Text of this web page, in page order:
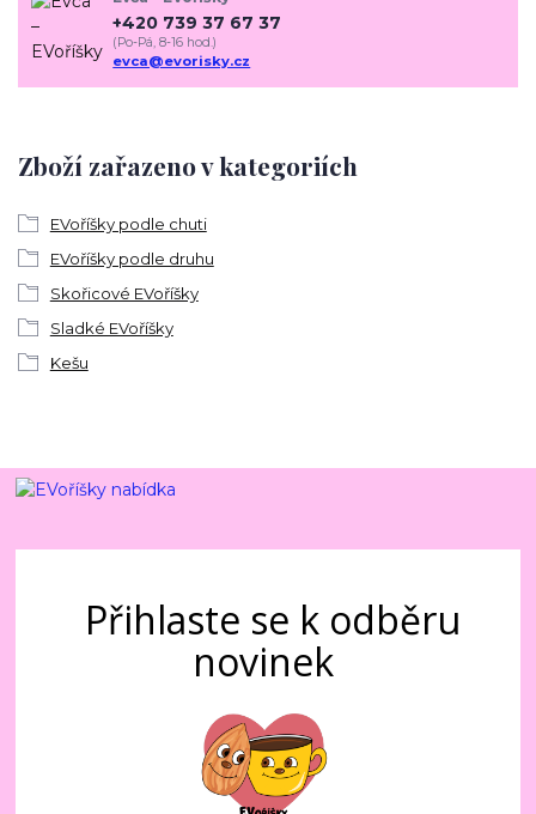
Zboží zařazeno v kategoriích
EVoříšky podle chuti
EVoříšky podle druhu
Skořicové EVoříšky
Sladké EVoříšky
Kešu
+420 739 37 67 37
(Po-Pá, 8-16 hod.)
evca@evorisky.cz
Přihlaste se k odběru
novinek